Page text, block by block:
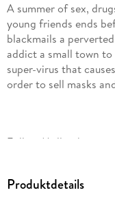
A summer of sex,
young friends ends
blackmails a
addict a small town
super-virus that
order to sell masks
Follow Molly, the
the world from his
Produktdetails